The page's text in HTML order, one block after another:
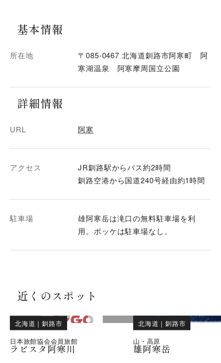
基本情報
所在地
〒085-0467 北海道釧路市阿寒町 阿
寒湖温泉 阿寒摩周国立公園
詳細情報
URL 阿寒
アクセス
JR釧路駅からバス約2時間
駐車場
雄阿寒岳は滝口の無料駐車場を利
用。ボッケは駐車場なし。
近くのスポット
北海道 ｜釧路市
日本旅館協会会員旅館
ラビスタ阿寒川
北海道 ｜釧路市
山・高原
雄阿寒岳